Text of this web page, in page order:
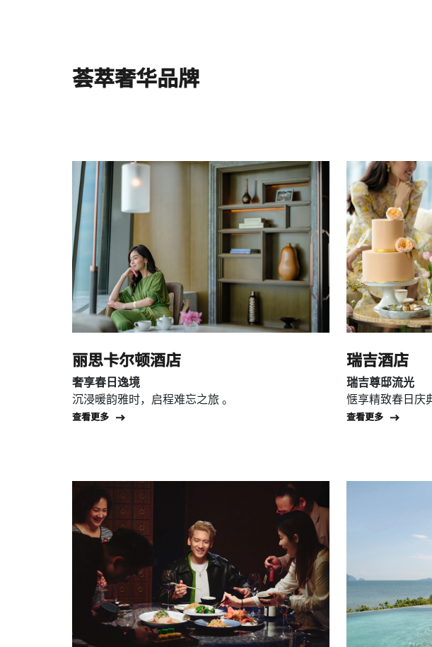
荟萃奢华品牌
丽思卡尔顿酒店
奢享春日逸境
沉浸暖韵雅时，启程难忘之旅 。
查看更多Open in New Tab
瑞吉酒店
瑞吉尊邸流光
惬享精致春日庆
查看更多Open in